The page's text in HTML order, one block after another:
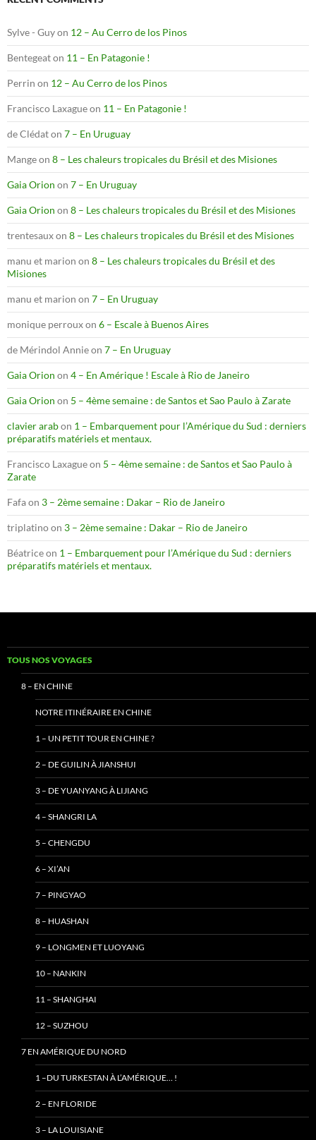
Sylve - Guyon 12 – Au Cerro de los Pinos
Bentegeaton 11 – En Patagonie !
Perrin on 12 – Au Cerro de los Pinos
Francisco Laxagueon 11 – En Patagonie !
de Clédaton 7 – En Uruguay
Mangeon 8 – Les chaleurs tropicales du Brésil et des Misiones
Gaia Orion on 7 – En Uruguay
Gaia Orion on 8 – Les chaleurs tropicales du Brésil et des Misiones
trentesauxon 8 – Les chaleurs tropicales du Brésil et des Misiones
manu et marion on 8 – Les chaleurs tropicales du Brésil et des
Misiones
manu et marion on 7 – En Uruguay
monique perrouxon 6 – Escale à Buenos Aires
de Mérindol Annieon 7 – En Uruguay
Gaia Orion on 4 – En Amérique ! Escale à Rio de Janeiro
Gaia Orion on 5 – 4ème semaine : de Santos et Sao Paulo à Zarate
clavier arabon 1 – Embarquement pour l’Amérique du Sud : derniers
préparatifs matériels et mentaux.
Francisco Laxagueon 5 – 4ème semaine : de Santos et Sao Paulo à
Zarate
Fafaon 3 – 2ème semaine : Dakar – Rio de Janeiro
triplatinoon 3 – 2ème semaine : Dakar – Rio de Janeiro
Béatriceon 1 – Embarquement pour l’Amérique du Sud : derniers
préparatifs matériels et mentaux.
TOUS NOS VOYAGES
8 – EN CHINE
NOTRE ITINÉRAIRE EN CHINE
1 – UN PETIT TOUR EN CHINE ?
2 – DE GUILIN À JIANSHUI
3 – DE YUANYANG À LIJIANG
4 – SHANGRI LA
5 – CHENGDU
6 – XI’AN
7 – PINGYAO
8 – HUASHAN
9 – LONGMEN ET LUOYANG
10 – NANKIN
11 – SHANGHAI
12 – SUZHOU
7 EN AMÉRIQUE DU NORD
1 –DU TURKESTAN À L’AMÉRIQUE… !
2 – EN FLORIDE
3 – LA LOUISIANE